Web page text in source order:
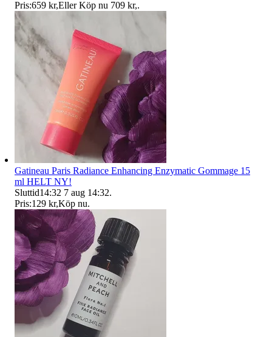
Pris:659 kr,Eller Köp nu 709 kr,.
Gatineau Paris Radiance Enhancing Enzymatic Gommage 15
ml HELT NY!
Sluttid14:32 7 aug 14:32.
Pris:129 kr,Köp nu.